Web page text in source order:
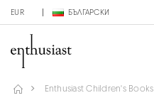
EUR БЪЛГАРСКИ
Enthusiast Children's Books